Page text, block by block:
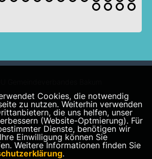
Gemeindeverbandes Bakum
Cookies, die notwendig
zu nutzen. Weiterhin verwenden
die uns helfen, unser
(Website-Optmierung). Für
Dienste, benötigen wir
Einwilligung können Sie
Weitere Informationen finden Sie
.